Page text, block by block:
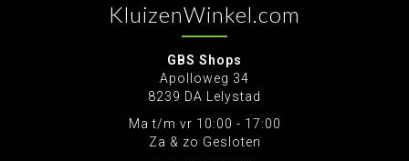
KluizenWinkel.com
GBS Shops
Apolloweg 34
8239 DA Lelystad
Ma t/m vr 10:00 - 17:00
Za & zo Gesloten